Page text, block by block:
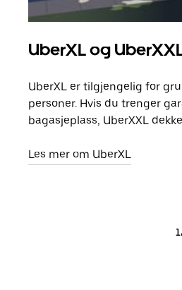
UberXL og
UberXL er tilgjengelig for
personer. Hvis du trenger
bagasjeplass, UberXXL
Les mer om UberXL